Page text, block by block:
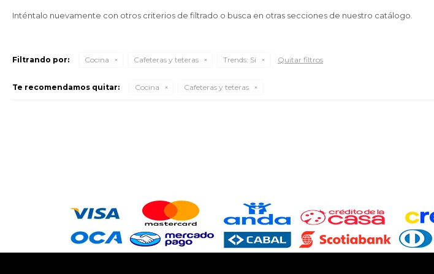
Inténtalo nuevamente con otros criterios de filtrado o busca en otras secciones de nuestro catálogo.
Filtrando por: Cocina Cafeteras y teteras Trends: Si Quitar filtros
Te recomendamos quitar: Cocina Cafeteras y teteras